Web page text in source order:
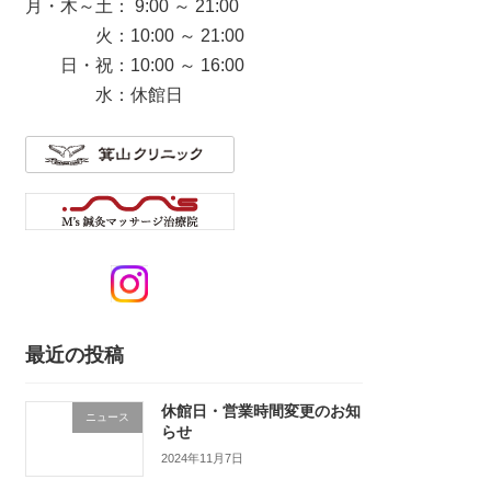
月・木～土： 9:00 ～ 21:00
火：10:00 ～ 21:00
日・祝：10:00 ～ 16:00
水：休館日
最近の投稿
ニュース
休館日・営業時間変更のお知
らせ
2024年11月7日